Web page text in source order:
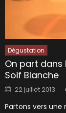
Dégustation
On part dans
Soif Blanche
Posted
on
22 juillet 2013
Partons vers une